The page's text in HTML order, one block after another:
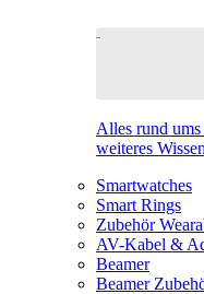
Alles rund
weiteres
Smartwatches
Smart Rings
Zubehör
AV-Kabel &
Beamer
Beamer